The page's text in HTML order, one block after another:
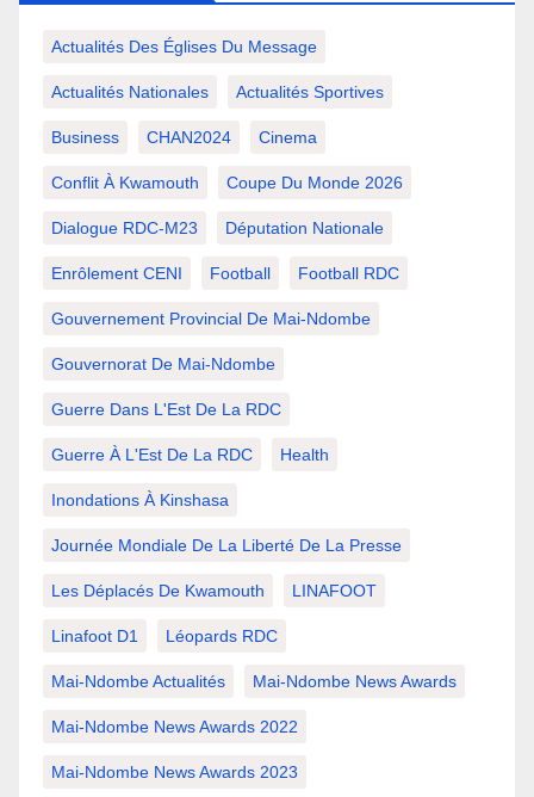
Actualités Des Églises Du Message
Actualités Nationales Actualités Sportives
Business CHAN2024 Cinema
Conflit À Kwamouth Coupe Du Monde 2026
Dialogue RDC-M23 Députation Nationale
Enrôlement CENI Football Football RDC
Gouvernement Provincial De Mai-Ndombe
Gouvernorat De Mai-Ndombe
Guerre Dans L'Est De La RDC
Guerre À L'Est De La RDC Health
Inondations À Kinshasa
Journée Mondiale De La Liberté De La Presse
Les Déplacés De Kwamouth LINAFOOT
Linafoot D1 Léopards RDC
Mai-Ndombe Actualités Mai-Ndombe News Awards
Mai-Ndombe News Awards 2022
Mai-Ndombe News Awards 2023